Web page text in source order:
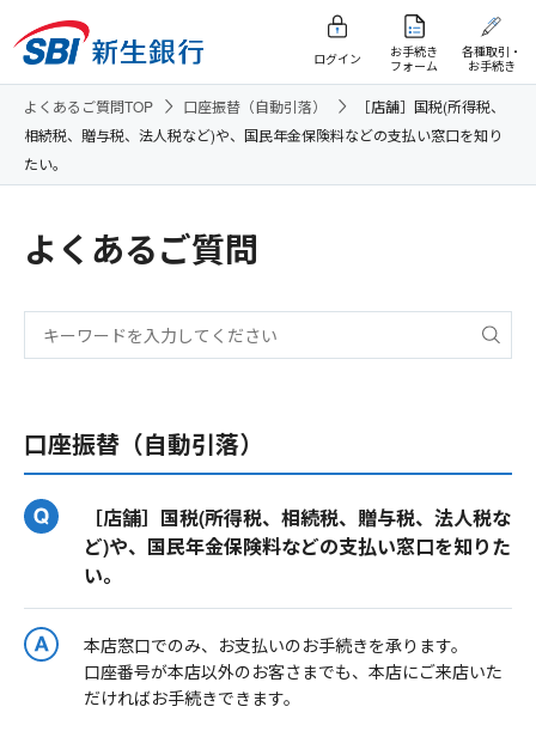
ログイン
お手続き
フォーム
各種取引・
お手続き
よくあるご質問TOP 口座振替（自動引落）
［店舗］国税(所得税、
相続税、贈与税、法人税など)や、国民年金保険料などの支払い窓口を知り
たい。
よくあるご質問
口座振替（自動引落）
［店舗］国税(所得税、相続税、贈与税、法人税な
ど)や、国民年金保険料などの支払い窓口を知りた
い。
本店窓口でのみ、お支払いのお手続きを承ります。
口座番号が本店以外のお客さまでも、本店にご来店いた
だければお手続きできます。